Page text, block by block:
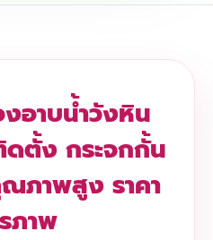
อาบน้ำวังหิน
ดตั้ง กระจกกั้น
ภาพสูง ราคา
ภาพ